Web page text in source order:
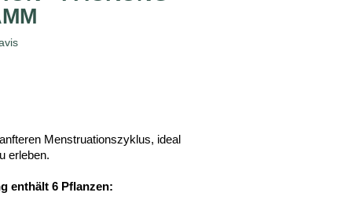
Menstruationszyklus, ideal
erleben.
enthält 6 Pflanzen: